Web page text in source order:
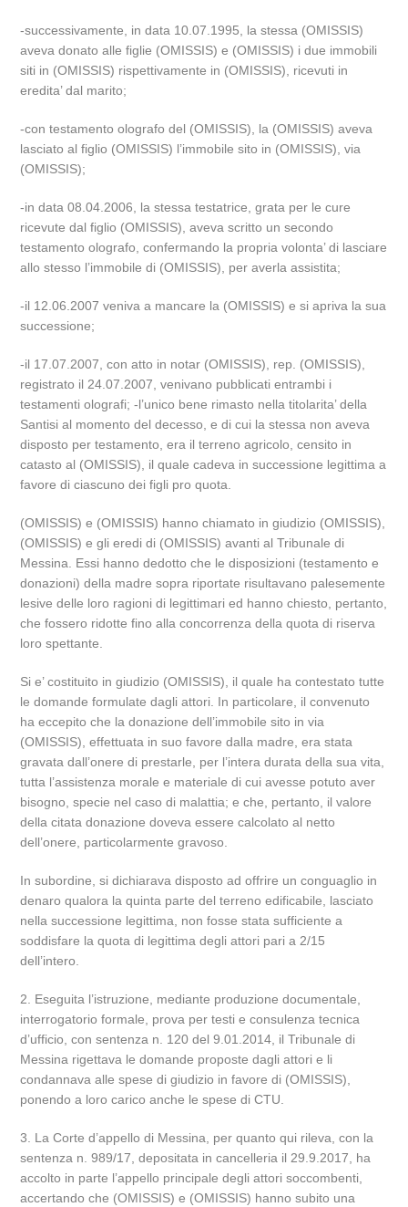
-successivamente, in data 10.07.1995, la stessa (OMISSIS)
aveva donato alle figlie (OMISSIS) e (OMISSIS) i due immobili
siti in (OMISSIS) rispettivamente in (OMISSIS), ricevuti in
eredita’ dal marito;
-con testamento olografo del (OMISSIS), la (OMISSIS) aveva
lasciato al figlio (OMISSIS) l’immobile sito in (OMISSIS), via
(OMISSIS);
-in data 08.04.2006, la stessa testatrice, grata per le cure
ricevute dal figlio (OMISSIS), aveva scritto un secondo
testamento olografo, confermando la propria volonta’ di lasciare
allo stesso l’immobile di (OMISSIS), per averla assistita;
-il 12.06.2007 veniva a mancare la (OMISSIS) e si apriva la sua
successione;
-il 17.07.2007, con atto in notar (OMISSIS), rep. (OMISSIS),
registrato il 24.07.2007, venivano pubblicati entrambi i
testamenti olografi; -l’unico bene rimasto nella titolarita’ della
Santisi al momento del decesso, e di cui la stessa non aveva
disposto per testamento, era il terreno agricolo, censito in
catasto al (OMISSIS), il quale cadeva in successione legittima a
favore di ciascuno dei figli pro quota.
(OMISSIS) e (OMISSIS) hanno chiamato in giudizio (OMISSIS),
(OMISSIS) e gli eredi di (OMISSIS) avanti al Tribunale di
Messina. Essi hanno dedotto che le disposizioni (testamento e
donazioni) della madre sopra riportate risultavano palesemente
lesive delle loro ragioni di legittimari ed hanno chiesto, pertanto,
che fossero ridotte fino alla concorrenza della quota di riserva
loro spettante.
Si e’ costituito in giudizio (OMISSIS), il quale ha contestato tutte
le domande formulate dagli attori. In particolare, il convenuto
ha eccepito che la donazione dell’immobile sito in via
(OMISSIS), effettuata in suo favore dalla madre, era stata
gravata dall’onere di prestarle, per l’intera durata della sua vita,
tutta l’assistenza morale e materiale di cui avesse potuto aver
bisogno, specie nel caso di malattia; e che, pertanto, il valore
della citata donazione doveva essere calcolato al netto
dell’onere, particolarmente gravoso.
In subordine, si dichiarava disposto ad offrire un conguaglio in
denaro qualora la quinta parte del terreno edificabile, lasciato
nella successione legittima, non fosse stata sufficiente a
soddisfare la quota di legittima degli attori pari a 2/15
dell’intero.
2. Eseguita l’istruzione, mediante produzione documentale,
interrogatorio formale, prova per testi e consulenza tecnica
d’ufficio, con sentenza n. 120 del 9.01.2014, il Tribunale di
Messina rigettava le domande proposte dagli attori e li
condannava alle spese di giudizio in favore di (OMISSIS),
ponendo a loro carico anche le spese di CTU.
3. La Corte d’appello di Messina, per quanto qui rileva, con la
sentenza n. 989/17, depositata in cancelleria il 29.9.2017, ha
accolto in parte l’appello principale degli attori soccombenti,
accertando che (OMISSIS) e (OMISSIS) hanno subito una